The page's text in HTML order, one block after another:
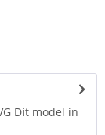
Dit model in